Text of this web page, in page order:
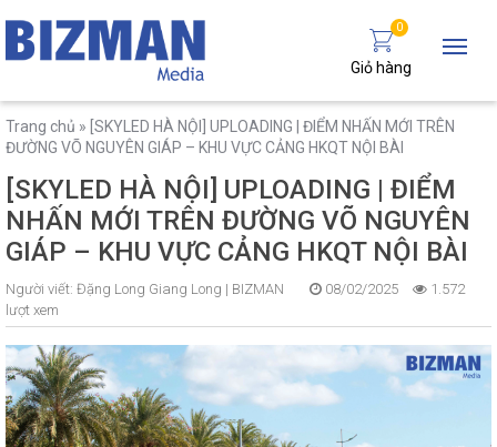
0
Giỏ hàng
Trang chủ » [SKYLED HÀ NỘI] UPLOADING | ĐIỂM NHẤN MỚI TRÊN
ĐƯỜNG VÕ NGUYÊN GIÁP – KHU VỰC CẢNG HKQT NỘI BÀI
[SKYLED HÀ NỘI] UPLOADING | ĐIỂM
NHẤN MỚI TRÊN ĐƯỜNG VÕ NGUYÊN
GIÁP – KHU VỰC CẢNG HKQT NỘI BÀI
Người viết: Đặng Long Giang Long | BIZMAN 08/02/2025
1.572
lượt xem